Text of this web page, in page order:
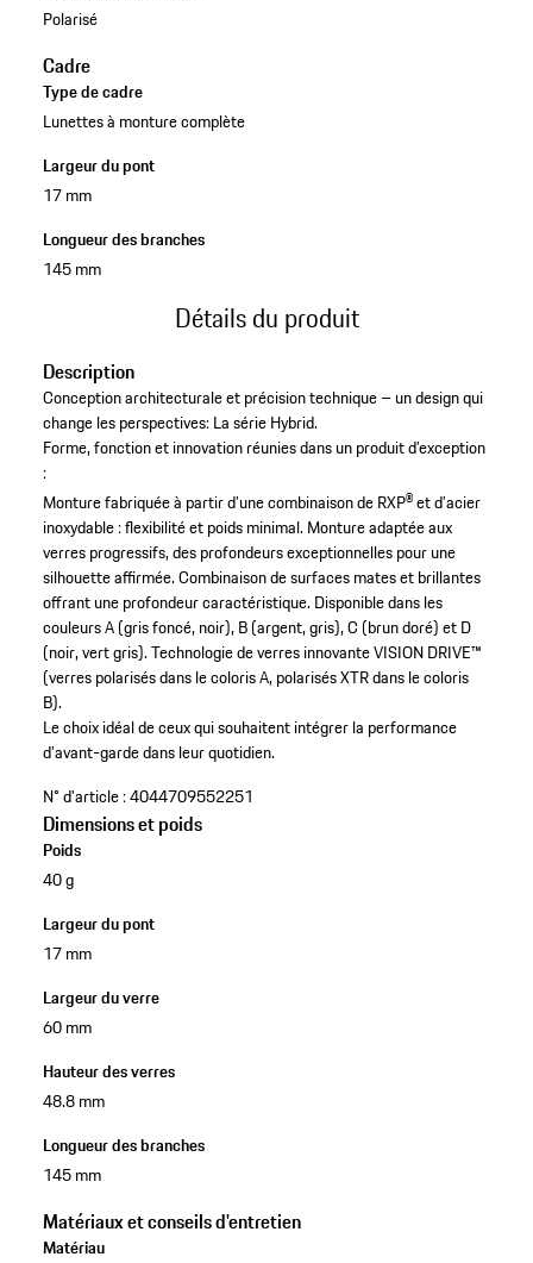
Polarisé
Cadre
Type de cadre
Lunettes à monture complète
Largeur du pont
17 mm
Longueur des branches
145 mm
Détails du produit
Description
Conception architecturale et précision technique – un design qui
change les perspectives: La série Hybrid.
Forme, fonction et innovation réunies dans un produit d’exception
:
Monture fabriquée à partir d’une combinaison de RXP® et d’acier
inoxydable : flexibilité et poids minimal. Monture adaptée aux
verres progressifs, des profondeurs exceptionnelles pour une
silhouette affirmée.Combinaison de surfaces mates et brillantes
offrant une profondeur caractéristique. Disponible dans les
couleurs A (gris foncé, noir), B (argent, gris), C (brun doré) et D
(noir, vert gris).Technologie de verres innovante VISION DRIVE™
(verres polarisés dans le coloris A, polarisés XTR dans le coloris
B).
Le choix idéal de ceux qui souhaitent intégrer la performance
d’avant-garde dans leur quotidien.
N° d'article :4044709552251
Dimensions et poids
Poids
40 g
Largeur du pont
17 mm
Largeur du verre
60 mm
Hauteur des verres
48.8 mm
Longueur des branches
145 mm
Matériaux et conseils d'entretien
Matériau